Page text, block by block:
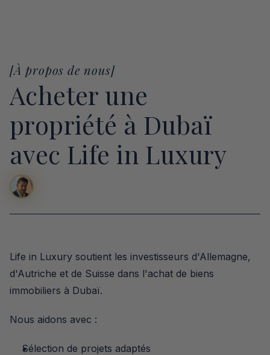
[À propos de nous]
Acheter une
propriété à Dubaï
avec Life in Luxury
Life in Luxury soutient les investisseurs d'Allemagne,
d'Autriche et de Suisse dans l'achat de biens
immobiliers à Dubaï.
Nous aidons avec :
Sélection de projets adaptés